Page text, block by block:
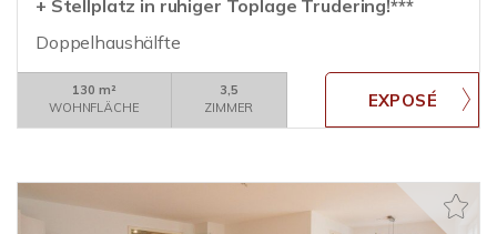
+ Stellplatz in ruhiger Toplage Trudering!***
Doppelhaushälfte
130 m²
WOHNFLÄCHE
3,5
ZIMMER